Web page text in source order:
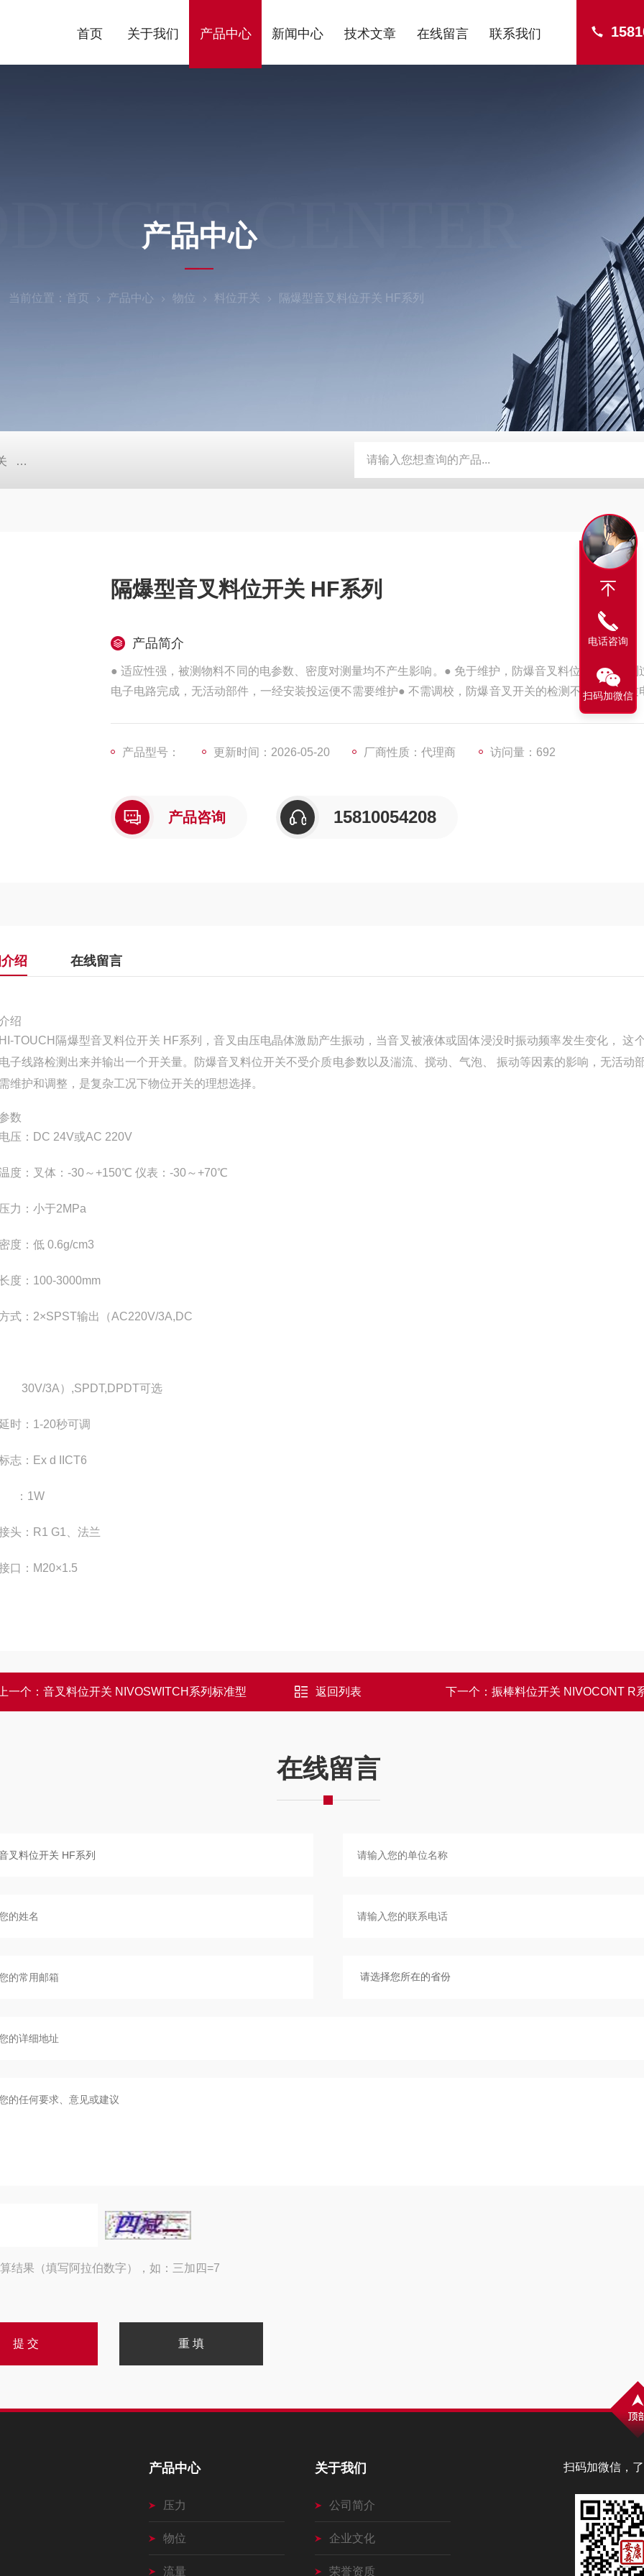
首页 关于我们 产品中心 新闻中心 技术文章 在线留言 联系我们
CENTER
产品中心
当前位置： 首页 产品中心 物位 料位开关 隔爆型音叉料位开关 HF系列
超声波液位计 ECHOSONIC-Ⅱ系列 LU27/LU23/LU28/LU29 电导式液位开关 NIVOCONT系列 雷达物位计
隔爆型音叉料位开关 HF系列
产品简介
● 适应性强，被测物料不同的电参数、密度对测量均不产生影响。● 免于维护，防爆音叉料位开关的检测
电子电路完成，无活动部件，一经安装投运便不需要维护● 不需调校，防爆音叉开关的检测不受被测介质
产品型号： 更新时间：2026-05-20 厂商性质：代理商 访问量：692
产品咨询 15810054208
绍 在线留言
绍
TOUCH隔爆型音叉料位开关 HF系列，音叉由压电晶体激励产生振动，当音叉被液体或固体浸没时振动频率发生变化， 这
子线路检测出来并输出一个开关量。防爆音叉料位开关不受介质电参数以及湍流、搅动、气泡、 振动等因素的影响，无活动
维护和调整，是复杂工况下物位开关的理想选择。
数
压：DC 24V或AC 220V
度：叉体：-30～+150℃ 仪表：-30～+70℃
力：小于2MPa
度：低 0.6g/cm3
度：100-3000mm
式：2×SPST输出（AC220V/3A,DC
3A）,SPDT,DPDT可选
时：1-20秒可调
志：Ex d IICT6
：1W
头：R1 G1、法兰
口：M20×1.5
一个： 音叉料位开关 NIVOSWITCH系列标准型 返回列表 下一个： 振棒料位开关 NIVOCONT R
在线留言
结果（填写阿拉伯数字），如：三加四=7
扫码加微信，
产品中心
压力
物位
流量
关于我们
公司简介
企业文化
荣誉资质
电话咨询
扫码加微信